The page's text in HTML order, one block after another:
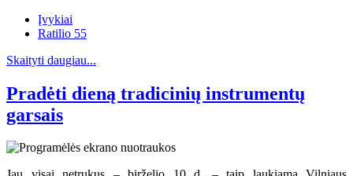
Įvykiai
Ratilio 55
Skaityti daugiau...
Pradėti dieną tradicinių instrumentų
garsais